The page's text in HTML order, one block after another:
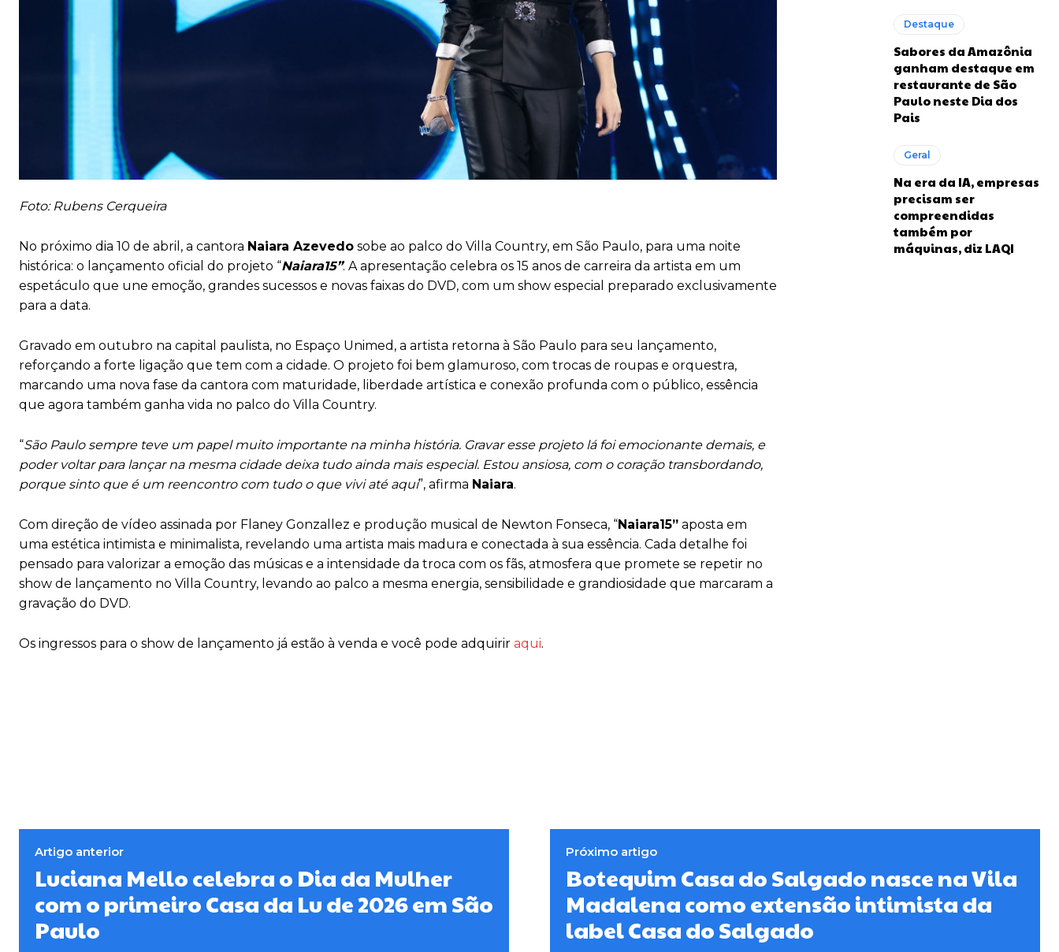
Foto: Rubens Cerqueira
No próximo dia 10 de abril, a cantora Naiara Azevedo sobe ao palco do Villa Country, em São Paulo, para uma noite
histórica: o lançamento oficial do projeto “Naiara15”. A apresentação celebra os 15 anos de carreira da artista em um
espetáculo que une emoção, grandes sucessos e novas faixas do DVD, com um show especial preparado exclusivamente
para a data.
Gravado em outubro na capital paulista, no Espaço Unimed, a artista retorna à São Paulo para seu lançamento,
reforçando a forte ligação que tem com a cidade. O projeto foi bem glamuroso, com trocas de roupas e orquestra,
marcando uma nova fase da cantora com maturidade, liberdade artística e conexão profunda com o público, essência
que agora também ganha vida no palco do Villa Country.
“São Paulo sempre teve um papel muito importante na minha história. Gravar esse projeto lá foi emocionante demais, e
poder voltar para lançar na mesma cidade deixa tudo ainda mais especial. Estou ansiosa, com o coração transbordando,
porque sinto que é um reencontro com tudo o que vivi até aqui”, afirma Naiara.
Com direção de vídeo assinada por Flaney Gonzallez e produção musical de Newton Fonseca, “Naiara15” aposta em
uma estética intimista e minimalista, revelando uma artista mais madura e conectada à sua essência. Cada detalhe foi
pensado para valorizar a emoção das músicas e a intensidade da troca com os fãs, atmosfera que promete se repetir no
show de lançamento no Villa Country, levando ao palco a mesma energia, sensibilidade e grandiosidade que marcaram a
gravação do DVD.
Os ingressos para o show de lançamento já estão à venda e você pode adquirir aqui.
Destaque
Sabores da Amazônia
ganham destaque em
restaurante de São
Paulo neste Dia dos
Pais
Geral
Na era da IA, empresas
precisam ser
compreendidas
também por
máquinas, diz LAQI
Artigo anterior
Luciana Mello celebra o Dia da Mulher
com o primeiro Casa da Lu de 2026 em São
Paulo
Próximo artigo
Botequim Casa do Salgado nasce na Vila
Madalena como extensão intimista da
label Casa do Salgado